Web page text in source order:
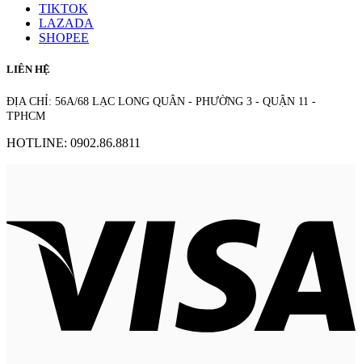
TIKTOK
LAZADA
SHOPEE
LIÊN HỆ
ĐỊA CHỈ: 56A/68 LẠC LONG QUÂN - PHƯỜNG 3 - QUẬN 11 -
TPHCM
HOTLINE: 0902.86.8811